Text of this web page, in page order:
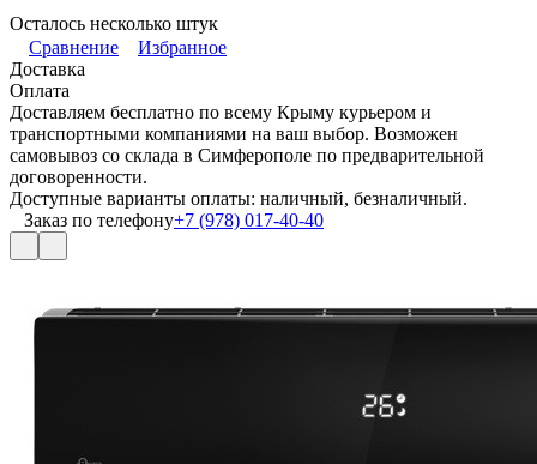
Осталось несколько штук
Сравнение
Избранное
Доставка
Оплата
Доставляем бесплатно по всему Крыму курьером и
транспортными компаниями на ваш выбор. Возможен
самовывоз со склада в Симферополе по предварительной
договоренности.
Доступные варианты оплаты: наличный, безналичный.
Заказ по телефону+7 (978) 017-40-40